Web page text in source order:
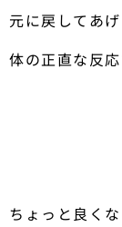
元に戻してあ
体の正直な反応
ちょっと良く